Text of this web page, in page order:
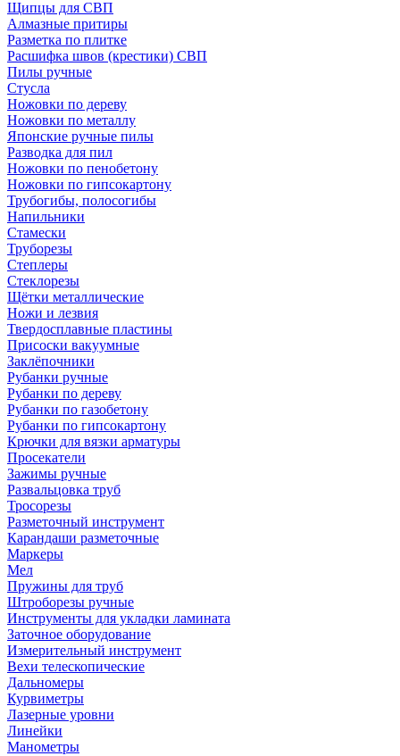
Щипцы для СВП
Алмазные притиры
Разметка по плитке
Расшифка швов (крестики) СВП
Пилы ручные
Стусла
Ножовки по дереву
Ножовки по металлу
Японские ручные пилы
Разводка для пил
Ножовки по пенобетону
Ножовки по гипсокартону
Трубогибы, полосогибы
Напильники
Стамески
Труборезы
Степлеры
Стеклорезы
Щётки металлические
Ножи и лезвия
Твердосплавные пластины
Присоски вакуумные
Заклёпочники
Рубанки ручные
Рубанки по дереву
Рубанки по газобетону
Рубанки по гипсокартону
Крючки для вязки арматуры
Просекатели
Зажимы ручные
Развальцовка труб
Тросорезы
Разметочный инструмент
Карандаши разметочные
Маркеры
Мел
Пружины для труб
Штроборезы ручные
Инструменты для укладки ламината
Заточное оборудование
Измерительный инструмент
Вехи телескопические
Дальномеры
Курвиметры
Лазерные уровни
Линейки
Манометры